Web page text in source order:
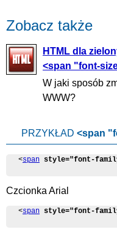
Zobacz także
HTML dla
<span "font-
W jaki sposób
WWW?
PRZYKŁAD <span
<span style="font-
Czcionka Arial
<span style="font-